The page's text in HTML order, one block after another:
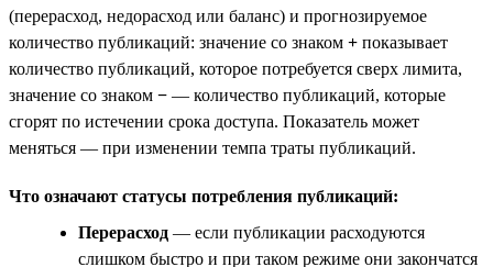
(перерасход, недорасход или баланс) и прогнозируемое
количество публикаций: значение со знаком + показывает
количество публикаций, которое потребуется сверх лимита,
значение со знаком − — количество публикаций, которые
сгорят по истечении срока доступа. Показатель может
меняться — при изменении темпа траты публикаций.
Что означают статусы потребления публикаций:
Перерасход — если публикации расходуются
слишком быстро и при таком режиме они закончатся